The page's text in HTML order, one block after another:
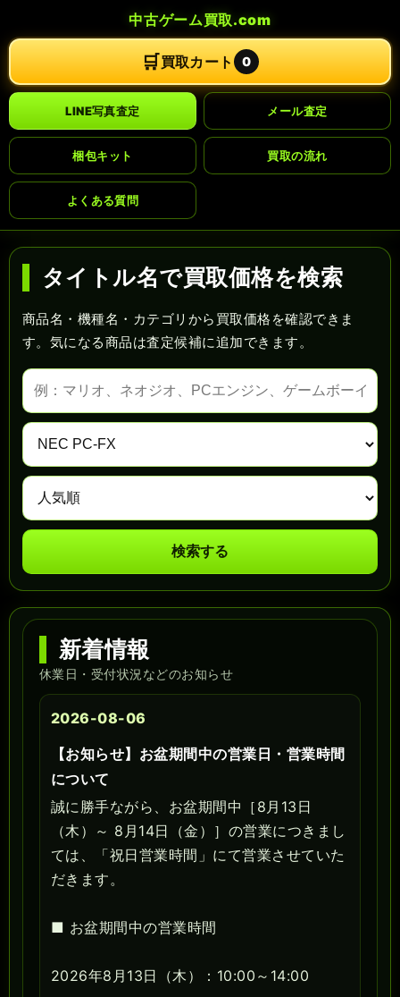
中古ゲーム買取.com
🛒買取カート 0
LINE写真査定 メール査定
梱包キット 買取の流れ
よくある質問
タイトル名で買取価格を検索
商品名・機種名・カテゴリから買取価格を確認できま
す。気になる商品は査定候補に追加できます。
検索する
新着情報
休業日・受付状況などのお知らせ
2026-08-06
【お知らせ】お盆期間中の営業日・営業時間
について
誠に勝手ながら、お盆期間中［8月13日
（木）～ 8月14日（金）］の営業につきまし
ては、「祝日営業時間」にて営業させていた
だきます。
■ お盆期間中の営業時間
2026年8月13日（木）：10:00～14:00